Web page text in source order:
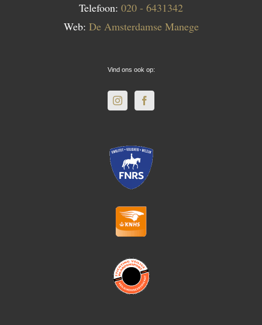
Telefoon: 020 - 6431342
Web: De Amsterdamse Manege
Vind ons ook op: